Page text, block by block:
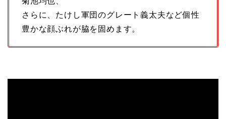
さらに、たけし軍団のグレート義太夫など個性
豊かな顔ぶれが脇を固めます。